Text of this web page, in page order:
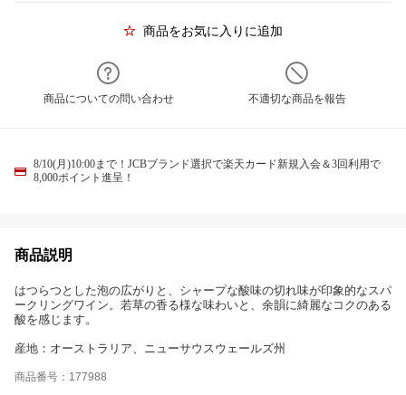
商品をお気に入りに追加
商品についての問い合わせ 不適切な商品を報告
8/10(月)10:00まで！JCBブランド選択で楽天カード新規入会＆3回利用で
8,000ポイント進呈！
商品説明
はつらつとした泡の広がりと、シャープな酸味の切れ味が印象的なスパ
ークリングワイン。若草の香る様な味わいと、余韻に綺麗なコクのある
酸を感じます。
産地：オーストラリア、ニューサウスウェールズ州
商品番号：177988